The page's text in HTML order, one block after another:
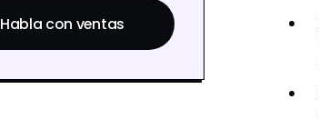
Habla con ventas